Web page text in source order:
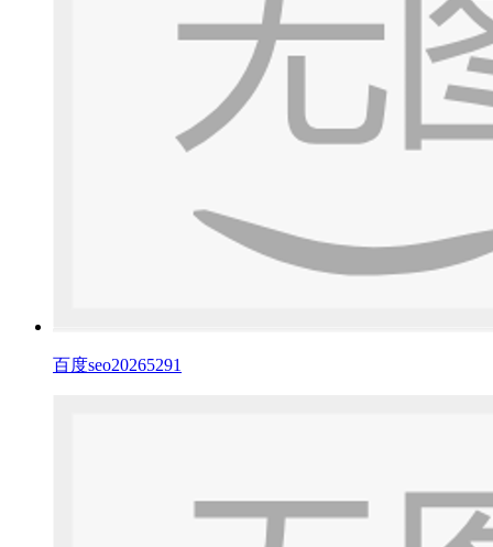
百度seo20265291